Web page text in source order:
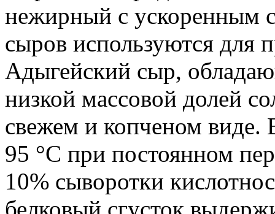
нежирный с ускоренным
сыров используются для
Адыгейский сыр,
низкой массовой долей
свежем и копченом
95 °С при постоянном
10% сыворотки
белковый сгусток